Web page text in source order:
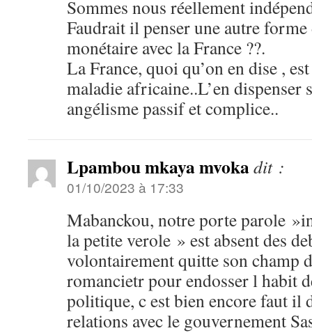
Sommes nous réellement
Faudrait il penser une autre
monétaire avec la France ??.
La France, quoi qu’on en dise ,
maladie africaine..L’en dispenser
angélisme passif et complice..
Lpambou mkaya mvokadit :
01/10/2023 à 17:33
Mabanckou, notre porte parole
la petite verole » est absent des
volontairement quitte son champ
romancietr pour endosser l habit
politique, c est bien encore faut il
relations avec le gouvernement